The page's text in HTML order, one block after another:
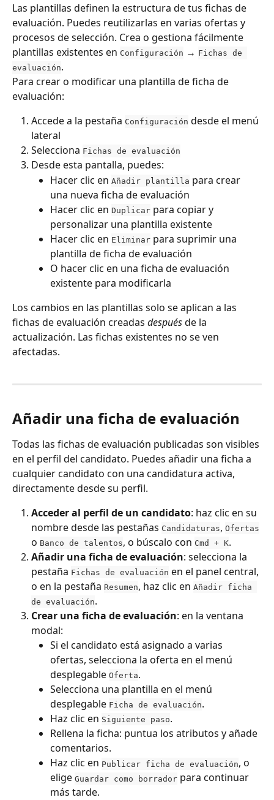
Las plantillas definen la estructura de tus fichas de
evaluación. Puedes reutilizarlas en varias ofertas y
procesos de selección. Crea o gestiona fácilmente
plantillas existentes en Configuración → Fichas de
evaluación.
Para crear o modificar una plantilla de ficha de
evaluación:
Accede a la pestaña Configuración desde el menú
lateral
Selecciona Fichas de evaluación
Desde esta pantalla, puedes:
Hacer clic en Añadir plantilla para crear
una nueva ficha de evaluación
Hacer clic en Duplicar para copiar y
personalizar una plantilla existente
Hacer clic en Eliminar para suprimir una
plantilla de ficha de evaluación
O hacer clic en una ficha de evaluación
existente para modificarla
Los cambios en las plantillas solo se aplican a las
fichas de evaluación creadas después de la
actualización. Las fichas existentes no se ven
afectadas.
Añadir una ficha de evaluación
Todas las fichas de evaluación publicadas son visibles
en el perfil del candidato. Puedes añadir una ficha a
cualquier candidato con una candidatura activa,
directamente desde su perfil.
Acceder al perfil de un candidato: haz clic en su
nombre desde las pestañas Candidaturas, Ofertas
o Banco de talentos, o búscalo con Cmd + K.
Añadir una ficha de evaluación: selecciona la
pestaña Fichas de evaluación en el panel central,
o en la pestaña Resumen, haz clic en Añadir ficha
de evaluación.
Crear una ficha de evaluación: en la ventana
modal:
Si el candidato está asignado a varias
ofertas, selecciona la oferta en el menú
desplegable Oferta.
Selecciona una plantilla en el menú
desplegable Ficha de evaluación.
Haz clic en Siguiente paso.
Rellena la ficha: puntua los atributos y añade
comentarios.
Haz clic en Publicar ficha de evaluación, o
elige Guardar como borrador para continuar
más tarde.